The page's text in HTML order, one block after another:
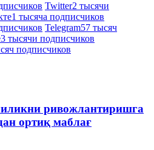
Twitter2 тысячи
1 тысяча подписчиков
Telegram57 тысяч
3 тысячи подписчиков
подписчиков
ривожлантиришга
ортиқ маблағ